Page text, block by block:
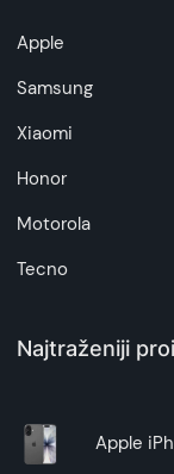
Apple
Samsung
Xiaomi
Honor
Motorola
Tecno
Najtraženiji
Apple